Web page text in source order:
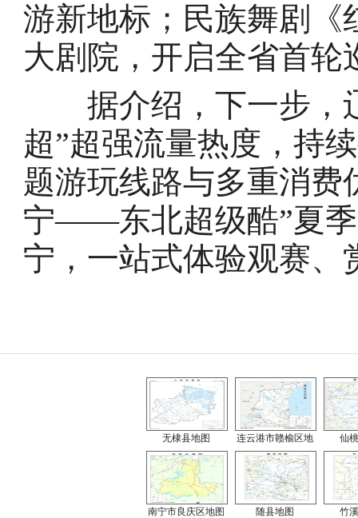
游新地标；民族舞剧《
大剧院，开启全省首轮
据介绍，下一步，
超”超强流量热度，持
题游玩线路与多重消费
宁——东北超级酷”夏
宁，一站式体验观赛、
无棣县地图 连云港市赣榆区地 仙
南宁市良庆区地图 随县地图 竹